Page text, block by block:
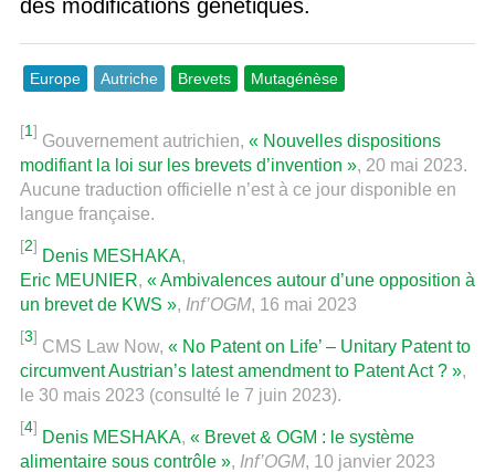
des modifications génétiques.
Europe Autriche Brevets Mutagénèse
[1]
Gouvernement autrichien, « Nouvelles dispositions
modifiant la loi sur les brevets d’invention », 20 mai 2023.
Aucune traduction officielle n’est à ce jour disponible en
langue française.
[2]
Denis MESHAKA,
Eric MEUNIER, « Ambivalences autour d’une opposition à
un brevet de KWS », Inf’OGM, 16 mai 2023
[3]
CMS Law Now, « No Patent on Life’ – Unitary Patent to
circumvent Austrian’s latest amendment to Patent Act ? »,
le 30 mais 2023 (consulté le 7 juin 2023).
[4]
Denis MESHAKA, « Brevet & OGM : le système
alimentaire sous contrôle », Inf’OGM, 10 janvier 2023